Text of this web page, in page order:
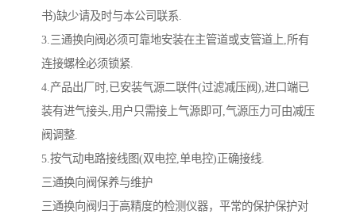
书)缺少请及时与本公司联系.
3.三通换向阀必须可靠地安装在主管道或支管道上,所有
连接螺栓必须锁紧.
4.产品出厂时,已安装气源二联件(过滤减压阀),进口端已
装有进气接头,用户只需接上气源即可,气源压力可由减压
阀调整.
5.按气动电路接线图(双电控,单电控)正确接线.
三通换向阀保养与维护
三通换向阀归于高精度的检测仪器，平常的保护保护对